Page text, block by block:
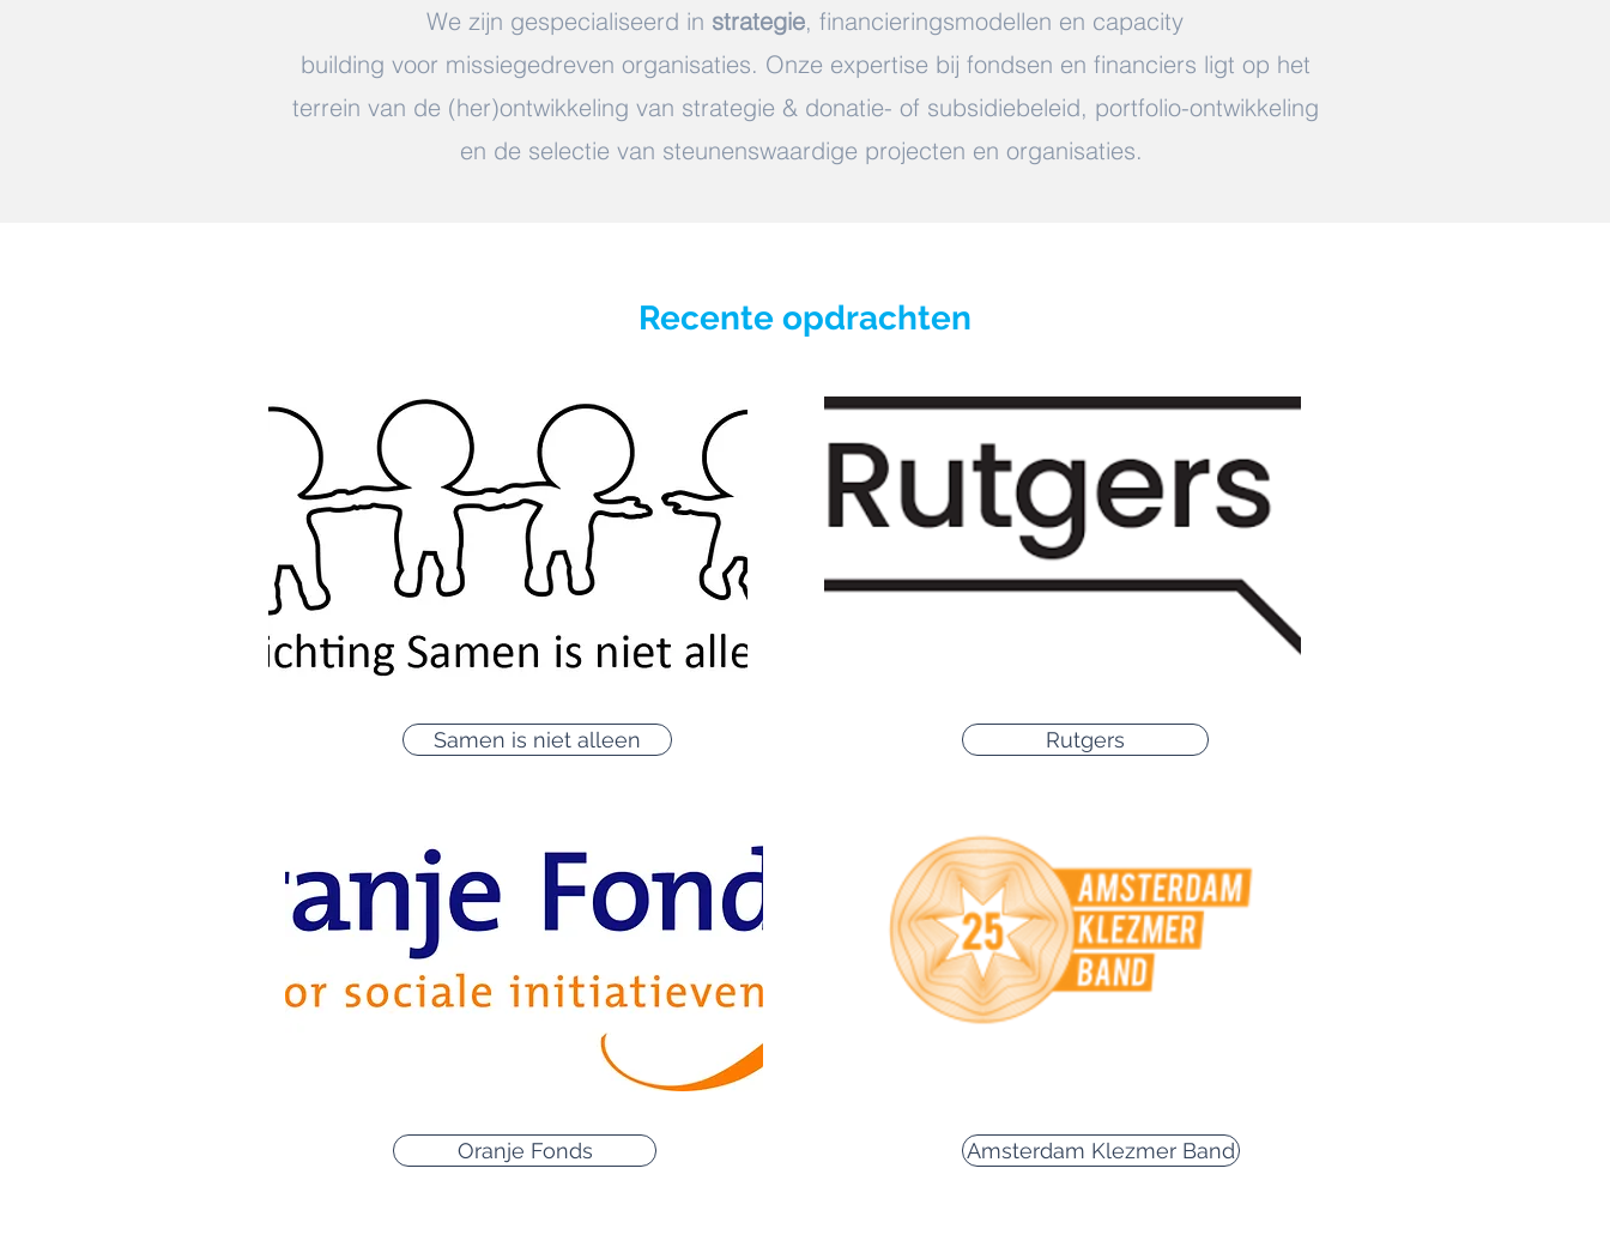
We zijn gespecialiseerd in strategie, financieringsmodellen en capacity
building voor missiegedreven organisaties. Onze expertise bij fondsen en financiers ligt op het
terrein van de (her)ontwikkeling van strategie & donatie- of subsidiebeleid, portfolio-ontwikkeling
en de selectie van steunenswaardige projecten en organisaties.
Recente opdrachten
Samen is niet alleen
Oranje Fonds
Rutgers
Amsterdam Klezmer Band